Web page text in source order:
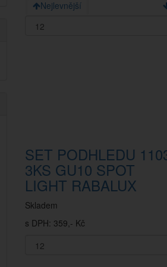
Nejlevnější
SET PODHLEDU
3KS GU10 SPOT
LIGHT RABALUX
Skladem
s DPH: 359,- Kč